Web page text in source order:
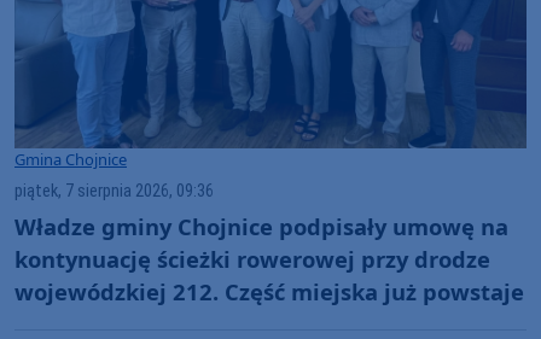
Gmina Chojnice
piątek, 7 sierpnia 2026, 09:36
Władze gminy Chojnice podpisały umowę na
kontynuację ścieżki rowerowej przy drodze
wojewódzkiej 212. Część miejska już powstaje